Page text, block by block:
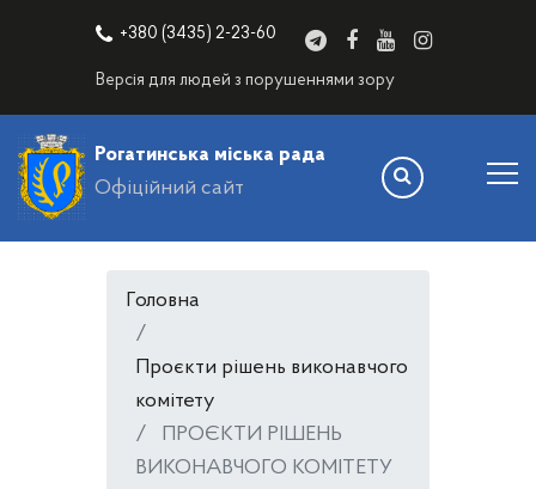
+380 (3435) 2-23-60
Версія для людей з порушеннями зору
Рогатинська міська рада
Офіційний сайт
Головна
Проєкти рішень виконавчого
комітету
ПРОЄКТИ РІШЕНЬ
ВИКОНАВЧОГО КОМІТЕТУ